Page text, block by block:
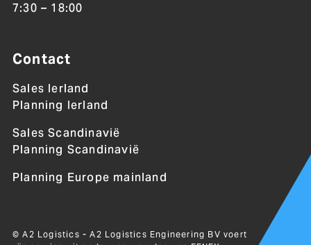
7:30 – 18:00
Contact
Sales Ierland
Planning Ierland
Sales Scandinavië
Planning Scandinavië
Planning Europe mainland
© A2 Logistics - A2 Logistics Engineering BV voert